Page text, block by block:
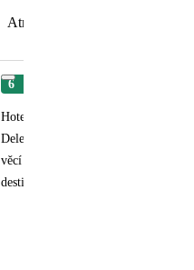
Atrakce v okolí
6
Hotel a pobyt byl skvělý, vše jsme si
Delegát v destinaci není fyzicky, ale
věcí nakonec zařizovali sami. To je pak zbytečné platit služby
destinaci i hotel (a pokud zvažujete